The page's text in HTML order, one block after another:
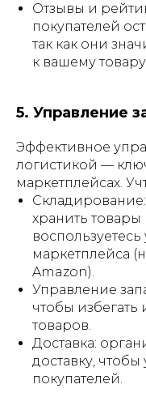
Отзывы и
покупателей
так как они
к вашему
5. Управление
Эффективное
логистикой —
маркетплейсах.
хранить товары
маркетплейса
Amazon).
Управление
чтобы избегать
товаров.
Доставка:
доставку,
покупателей.